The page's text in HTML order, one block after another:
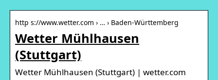
http s://www.wetter.com › … › Baden-Württemberg
Wetter Mühlhausen
(Stuttgart)
Wetter Mühlhausen (Stuttgart) | wetter.com